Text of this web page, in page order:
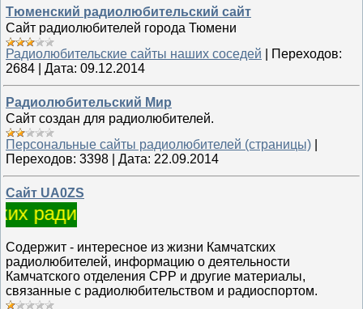
Тюменский радиолюбительский сайт
Сайт радиолюбителей города Тюмени
Радиолюбительские сайты наших соседей
Переходов:
2684
Дата: 09.12.2014
Радиолюбительский Мир
Сайт создан для радиолюбителей.
Персональные сайты радиолюбителей (страницы)
Переходов: 3398 Дата: 22.09.2014
Сайт UA0ZS
Содержит - интересное из жизни Камчатских
радиолюбителей, информацию о деятельности
Камчатского отделения СРР и другие материалы,
связанные с радиолюбительством и радиоспортом.